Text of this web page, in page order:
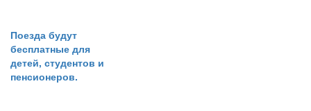
Поезда будут
бесплатные для
детей, студентов и
пенсионеров.